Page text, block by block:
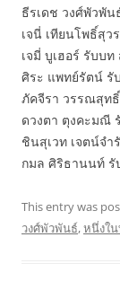
ธีรเดช วงศ์พัวพั
เจนี่ เทียนโพธิ์สุ
เจมี่ บูเฮอร์ รับบท
ศิระ แพทย์รัตน์ รั
ภัคจีรา วรรณสุท
ดวงตา ตุงคะมณี
ชินสุเวท เจตน์จ
กมล ศิริธานนท์ รั
This entry was
วงศ์พัวพันธ์,หนึ่งใ